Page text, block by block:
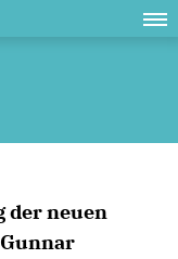
der neuen